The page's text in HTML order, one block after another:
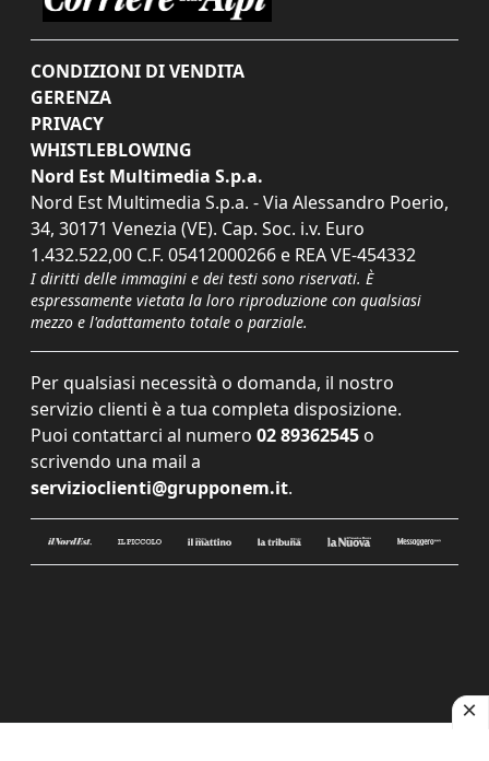
CONDIZIONI DI VENDITA
GERENZA
PRIVACY
WHISTLEBLOWING
Nord Est Multimedia S.p.a.
Nord Est Multimedia S.p.a. - Via Alessandro Poerio,
34, 30171 Venezia (VE). Cap. Soc. i.v. Euro
1.432.522,00 C.F. 05412000266 e REA VE-454332
I diritti delle immagini e dei testi sono riservati. È
espressamente vietata la loro riproduzione con qualsiasi
mezzo e l'adattamento totale o parziale.
Per qualsiasi necessità o domanda, il nostro
servizio clienti è a tua completa disposizione.
Puoi contattarci al numero 02 89362545 o
scrivendo una mail a
servizioclienti@grupponem.it.